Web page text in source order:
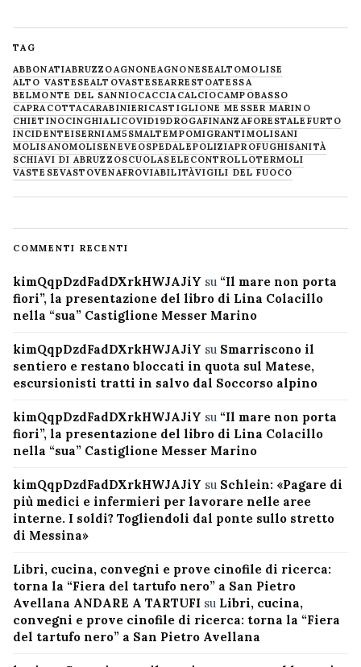
TAG
ABBONATIABRUZZOAGNONEAGNONESEALTOMOLISE
ALTO VASTESEALTOVASTESEARRESTOATESSA
BELMONTE DEL SANNIOCACCIACALCIOCAMPOBASSO
CAPRACOTTACARABINIERICASTIGLIONE MESSER MARINO
CHIETINOCINGHIALICOVID19DROGAFINANZAFORESTALE FURTO
INCIDENTEISERNIAM5SMALTEMPOMIGRANTIMOLISANI
MOLISANOMOLISENEVE OSPEDALEPOLIZIAPROFUGHISANITÀ
SCHIAVI DI ABRUZZOSCUOLASELECONTROLLOTERMOLI
VASTESEVASTOVENAFROVIABILITÀVIGILI DEL FUOCO
COMMENTI RECENTI
kimQqpDzdFadDXrkHWJAJiY su “Il mare non porta
fiori”, la presentazione del libro di Lina Colacillo
nella “sua” Castiglione Messer Marino
kimQqpDzdFadDXrkHWJAJiY su Smarriscono il
sentiero e restano bloccati in quota sul Matese,
escursionisti tratti in salvo dal Soccorso alpino
kimQqpDzdFadDXrkHWJAJiY su “Il mare non porta
fiori”, la presentazione del libro di Lina Colacillo
nella “sua” Castiglione Messer Marino
kimQqpDzdFadDXrkHWJAJiY su Schlein: «Pagare di
più medici e infermieri per lavorare nelle aree
interne. I soldi? Togliendoli dal ponte sullo stretto
di Messina»
Libri, cucina, convegni e prove cinofile di ricerca:
torna la “Fiera del tartufo nero” a San Pietro
Avellana ANDARE A TARTUFI su Libri, cucina,
convegni e prove cinofile di ricerca: torna la “Fiera
del tartufo nero” a San Pietro Avellana